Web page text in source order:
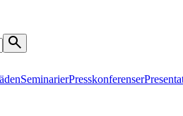
SeminarierPresskonferenser